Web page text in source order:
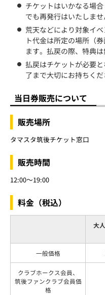
チケットはいかなる場
でも再発行はいたしませ
荒天などにより対象イ
ト代金は所定の場所（
ます。払戻の際、特典は
払戻はチケットが必要
了まで大切にお持ちくだ
当日券販売について
販売場所
タマスタ筑後チケット窓口
販売時間
12:00～19:00
料金（税込）
大
一般価格
クラブホークス会員、
筑後ファンクラブ会員価
格